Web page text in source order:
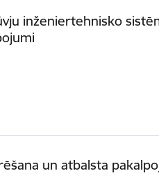
inženiertehnisko
un atbalsta